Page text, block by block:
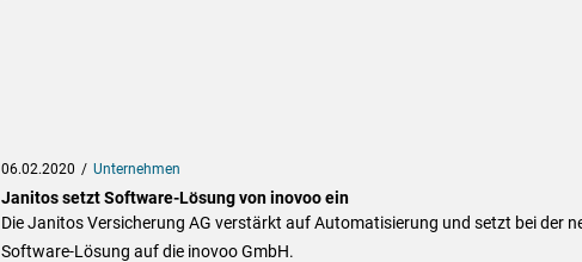
06.02.2020 Unternehmen
Janitos setzt Software-Lösung von inovoo ein
Die Janitos Versicherung AG verstärkt auf Automatisierung und setzt bei der
Software-Lösung auf die inovoo GmbH.